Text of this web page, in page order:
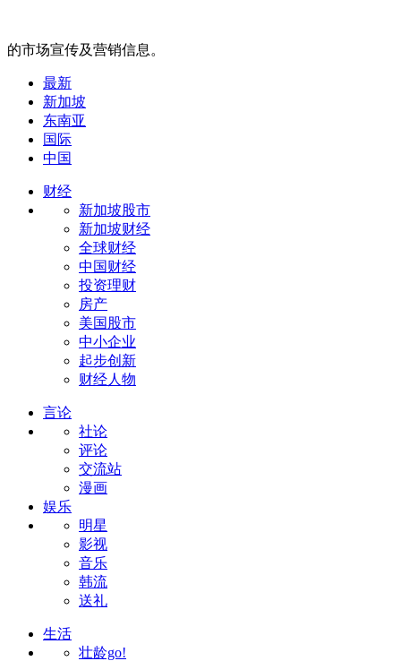
的市场宣传及营销信息。
最新
新加坡
东南亚
国际
中国
财经
新加坡股市
新加坡财经
全球财经
中国财经
投资理财
房产
美国股市
中小企业
起步创新
财经人物
言论
社论
评论
交流站
漫画
娱乐
明星
影视
音乐
韩流
送礼
生活
壮龄go!